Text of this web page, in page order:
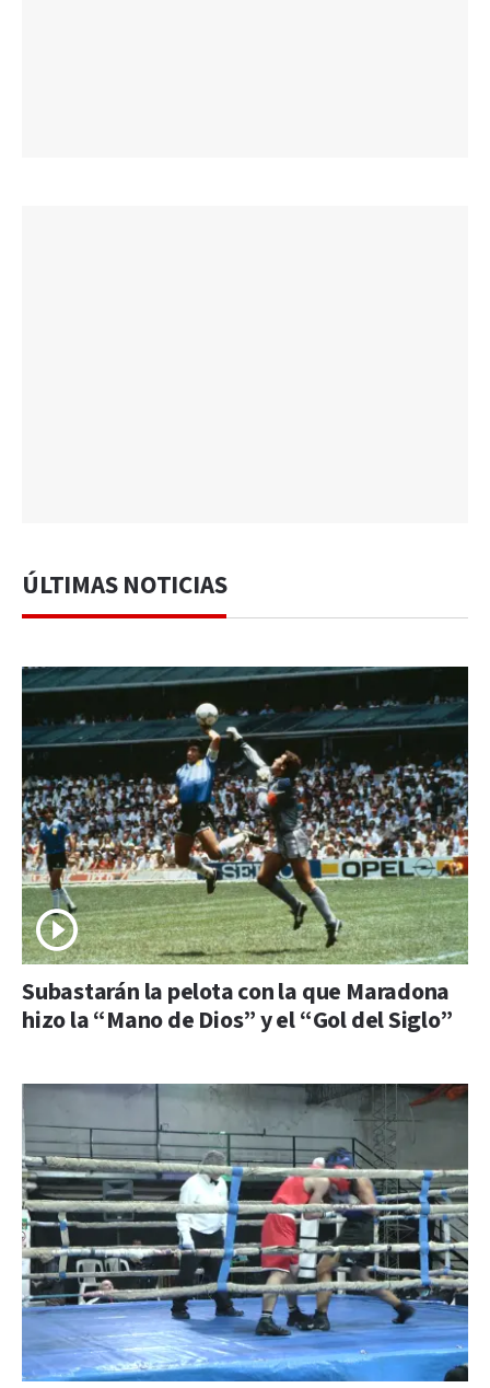
ÚLTIMAS NOTICIAS
Subastarán la pelota con la que Maradona
hizo la “Mano de Dios” y el “Gol del Siglo”